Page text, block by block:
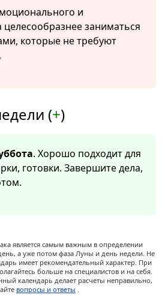
и
целесообразнее заниматься
которые не требуют
(+)
. Хорошо подходит для
готовки. Завершите дела,
является самым важным в определении
а уже потом фаза Луны и день недели. Не
имеет рекомендательный характер. При
больше на специалистов и на себя.
календарь делает расчеты неправильно,
вопросы и ответы .